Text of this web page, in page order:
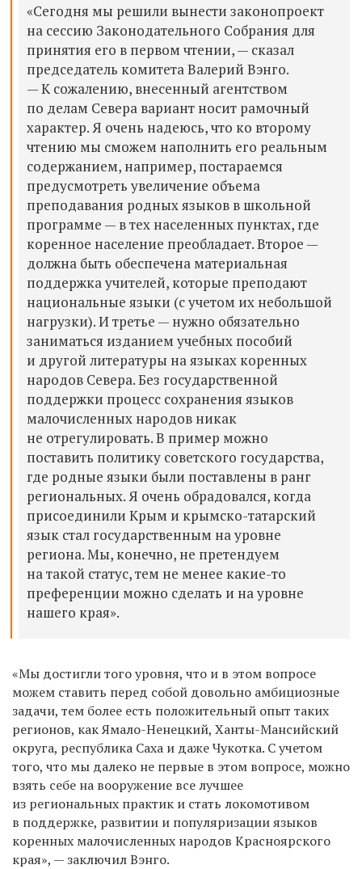
«Сегодня мы решили вынести законопроект
на сессию Законодательного Собрания для
принятия его в первом чтении, — сказал
председатель комитета Валерий Вэнго.
— К сожалению, внесенный агентством
по делам Севера вариант носит рамочный
характер. Я очень надеюсь, что ко второму
чтению мы сможем наполнить его реальным
содержанием, например, постараемся
предусмотреть увеличение объема
преподавания родных языков в школьной
программе — в тех населенных пунктах, где
коренное население преобладает. Второе —
должна быть обеспечена материальная
поддержка учителей, которые преподают
национальные языки (с учетом их небольшой
нагрузки). И третье — нужно обязательно
заниматься изданием учебных пособий
и другой литературы на языках коренных
народов Севера. Без государственной
поддержки процесс сохранения языков
малочисленных народов никак
не отрегулировать. В пример можно
поставить политику советского государства,
где родные языки были поставлены в ранг
региональных. Я очень обрадовался, когда
присоединили Крым и крымско-татарский
язык стал государственным на уровне
региона. Мы, конечно, не претендуем
на такой статус, тем не менее какие-то
преференции можно сделать и на уровне
нашего края».
«Мы достигли того уровня, что и в этом вопросе
можем ставить перед собой довольно амбициозные
задачи, тем более есть положительный опыт таких
регионов, как Ямало-Ненецкий, Ханты-Мансийский
округа, республика Саха и даже Чукотка. С учетом
того, что мы далеко не первые в этом вопросе, можно
взять себе на вооружение все лучшее
из региональных практик и стать локомотивом
в поддержке, развитии и популяризации языков
коренных малочисленных народов Красноярского
края», — заключил Вэнго.